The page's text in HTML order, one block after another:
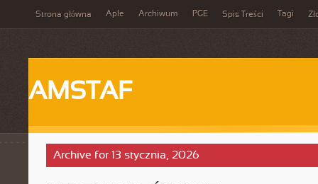
Strona główna Aple Archiwum PGE Spis Treści Tagi
AMSTAF
Archive for 13 stycznia, 2026